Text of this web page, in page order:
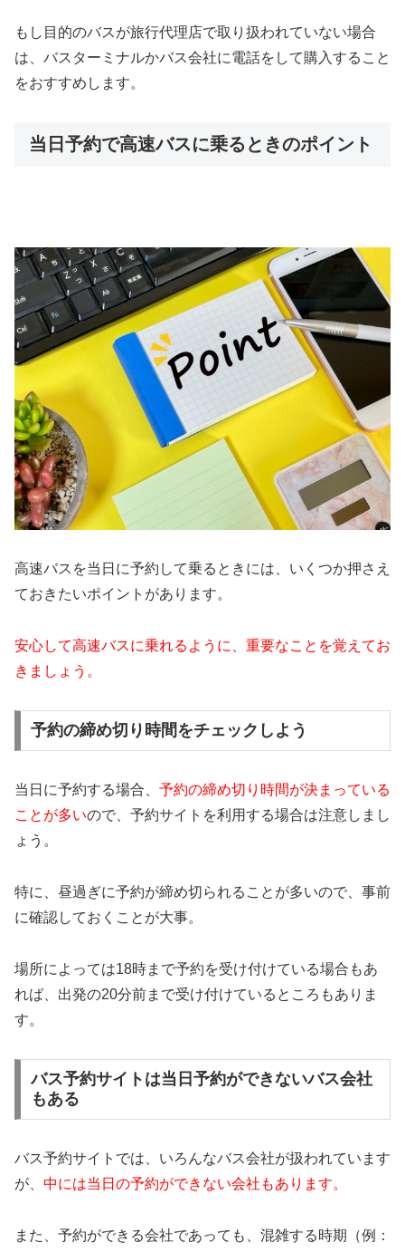
もし目的のバスが旅行代理店で取り扱われていない場合
は、バスターミナルかバス会社に電話をして購入すること
をおすすめします。
当日予約で高速バスに乗るときのポイント
高速バスを当日に予約して乗るときには、いくつか押さえ
ておきたいポイントがあります。
安心して高速バスに乗れるように、重要なことを覚えてお
きましょう。
予約の締め切り時間をチェックしよう
当日に予約する場合、 予約の締め切り時間が決まっている
ことが多いので、予約サイトを利用する場合は注意しまし
ょう。
特に、昼過ぎに予約が締め切られることが多いので、事前
に確認しておくことが大事。
場所によっては18時まで予約を受け付けている場合もあ
れば、出発の20分前まで受け付けているところもありま
す。
バス予約サイトは当日予約ができないバス会社
もある
バス予約サイトでは、いろんなバス会社が扱われています
が、 中には当日の予約ができない会社もあります。
また、予約ができる会社であっても、混雑する時期（例：